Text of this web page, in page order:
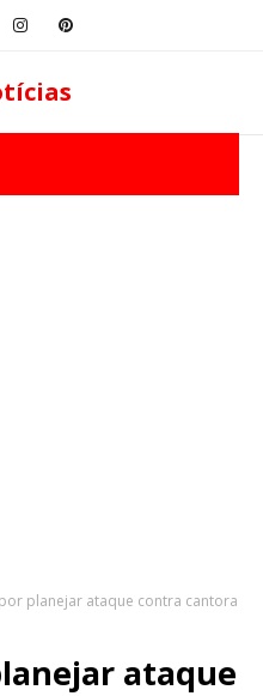
planejar ataque contra cantora
ataque